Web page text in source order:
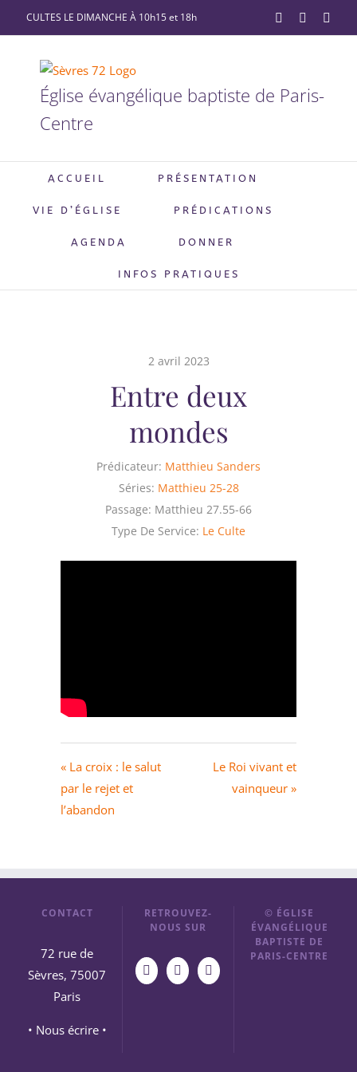
Passer
au
CULTES LE DIMANCHE À 10h15 et 18h YouTubeFacebook
Église évangélique baptiste de Paris-
Centre
ACCUEIL PRÉSENTATION
VIE D’ÉGLISE PRÉDICATIONS
AGENDA DONNER
INFOS PRATIQUES
2 avril 2023
Entre deux
mondes
Prédicateur: Matthieu Sanders
Séries: Matthieu 25-28
Passage: Matthieu 27.55-66
Type De Service: Le Culte
« La croix : le salut
par le rejet et
l’abandon
Le Roi vivant et
vainqueur »
CONTACT
72 rue de
Sèvres, 75007
Paris
• Nous écrire •
RETROUVEZ-
NOUS SUR
© ÉGLISE
ÉVANGÉLIQUE
BAPTISTE DE
PARIS-CENTRE